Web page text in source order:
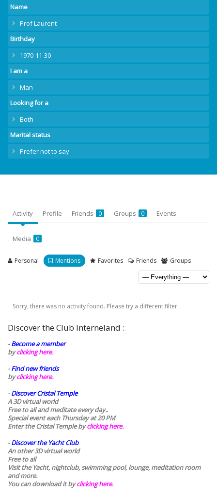
Name
Prof Laurent
Birthday
1970-11-30
I am a
Man
Looking for a
Both
Marital status
Prefer not to say
Activity Profile Friends 0 Groups 0 Events
Media 0
Personal Mentions Favorites Friends Groups
Sorry, there was no activity found. Please try a different filter.
Discover the Club Interneland :
-Become a member
byclicking here.
-Find new friends
byclicking here.
-Discover Cristal Temple
A 3D virtual world
Free to all and meditate every day..
Special event each Thursday at 20 PM
Enter the Cristal Temple byclicking here.
-Discover the Yacht Club
An other 3D virtual world
Free to all
Visit the Yacht, nightclub, swimming pool, lounge, meditation room
and more.
You can download it byclicking here.